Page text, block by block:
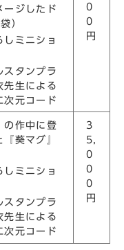
ージしたド
）
しミニショ
スタンプラ
先生による
次元コード
0
0
円
の作中に登
葵マグ』
しミニショ
スタンプラ
先生による
次元コード
3
5,
0
0
0
円